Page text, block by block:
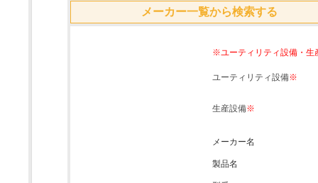
メーカー一覧から検索する
※ユーティリティ設備・生
ユーティリティ設備※
生産設備※
メーカー名
製品名